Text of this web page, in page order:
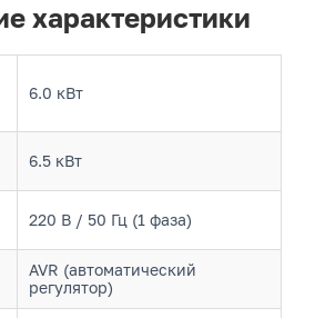
характеристики
6.0 кВт
6.5 кВт
220 В / 50 Гц (1 фаза)
AVR (автоматический
регулятор)